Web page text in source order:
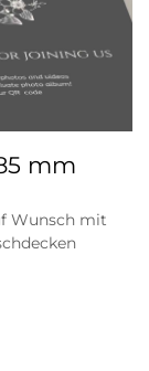
mm
Wunsch mit